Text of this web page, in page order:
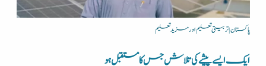
پاکستان | تربیتی تعلیم اور مزید تعلیم
ایک ایسے پیشے کی تلاش جس کا مستقبل ہو